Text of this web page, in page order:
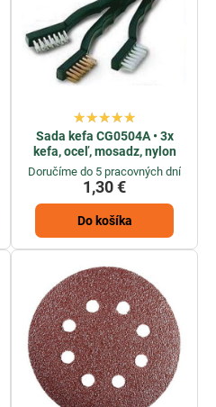
Sada kefa CG0504A • 3x
kefa, oceľ, mosadz, nylon
Doručíme do 5 pracovných dní
1,30 €
Do košíka